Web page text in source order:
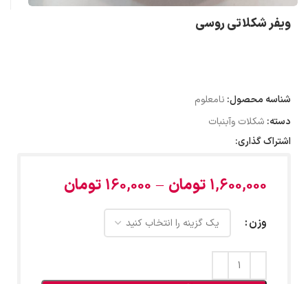
ویفر شکلاتی روسی
شناسه محصول: نامعلوم
دسته: شکلات وآبنبات
اشتراک گذاری:
1,600,000 تومان –
160,000 تومان
وزن